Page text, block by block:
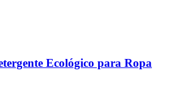
Ecológico para Ropa